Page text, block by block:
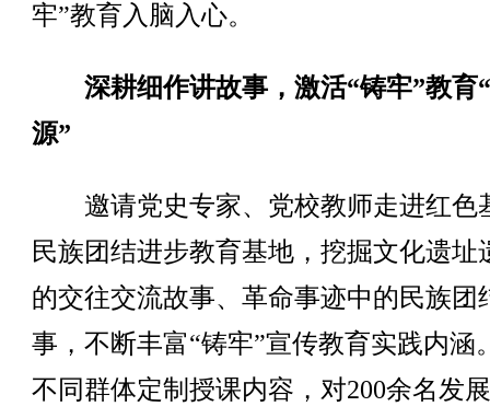
牢”教育入脑入心。
深耕细作讲故事，激活“铸牢”教育
源”
邀请党史专家、党校教师走进红色
民族团结进步教育基地，挖掘文化遗址
的交往交流故事、革命事迹中的民族团
事，不断丰富“铸牢”宣传教育实践内涵
不同群体定制授课内容，对200余名发